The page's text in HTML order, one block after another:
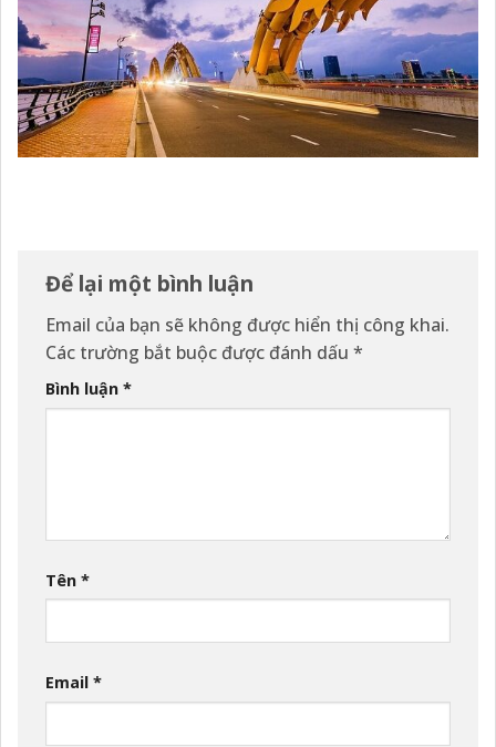
Để lại một bình luận
Email của bạn sẽ không được hiển thị công khai.
Các trường bắt buộc được đánh dấu *
Bình luận *
Tên *
Email *